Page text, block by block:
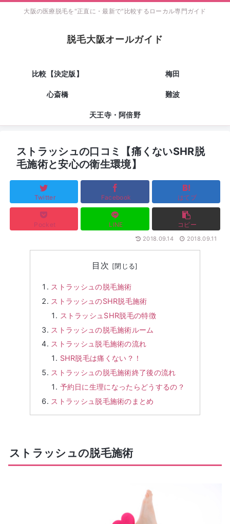
大阪の医療脱毛を"正直に・最新で"比較するローカル専門ガイド
脱毛大阪オールガイド
比較【決定版】 梅田
心斎橋 難波
天王寺・阿倍野
ストラッシュの口コミ【痛くないSHR脱
毛施術と安心の衛生環境】
Twitter Facebook はてブ
Pocket LINE コピー
2018.09.14 2018.09.11
目次
ストラッシュの脱毛施術
ストラッシュのSHR脱毛施術
ストラッシュSHR脱毛の特徴
ストラッシュの脱毛施術ルーム
ストラッシュ脱毛施術の流れ
SHR脱毛は痛くない？！
ストラッシュの脱毛施術終了後の流れ
予約日に生理になったらどうするの？
ストラッシュ脱毛施術のまとめ
ストラッシュの脱毛施術